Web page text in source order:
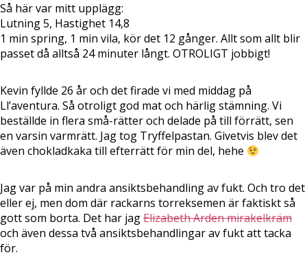
Så här var mitt upplägg:
Lutning 5, Hastighet 14,8
1 min spring, 1 min vila, kör det 12 gånger. Allt som allt blir
passet då alltså 24 minuter långt. OTROLIGT jobbigt!
Kevin fyllde 26 år och det firade vi med middag på
Ll’aventura. Så otroligt god mat och härlig stämning. Vi
beställde in flera små-rätter och delade på till förrätt, sen
en varsin varmrätt. Jag tog Tryffelpastan. Givetvis blev det
även chokladkaka till efterrätt för min del, hehe
Jag var på min andra ansiktsbehandling av fukt. Och tro det
eller ej, men dom där rackarns torreksemen är faktiskt så
gott som borta. Det har jagElizabeth Arden mirakelkräm
och även dessa två ansiktsbehandlingar av fukt att tacka
för.